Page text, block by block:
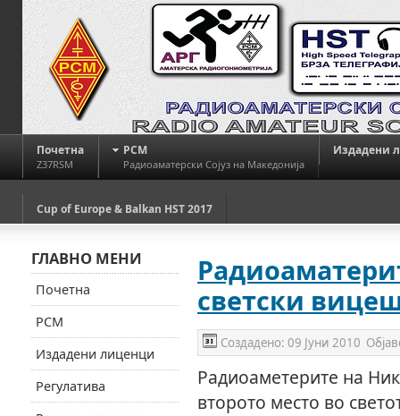
Почетна
Z37RSM
РСМ
Радиоаматерски Сојуз на Македонија
Издадени
Cup of Europe & Balkan HST 2017
светски
Создадено: 09 Јуни 2010
Радиоаметерите на
второто место во
ГЛАВНО МЕНИ
Почетна
РСМ
Издадени лиценци
Регулатива